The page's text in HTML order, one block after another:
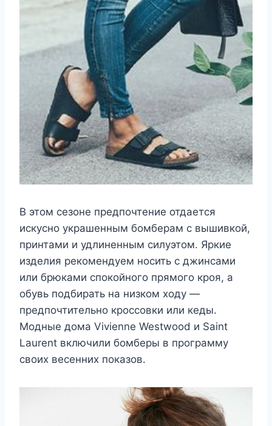
В этом сезоне предпочтение отдается
искусно украшенным бомберам с вышивкой,
принтами и удлиненным силуэтом. Яркие
изделия рекомендуем носить с джинсами
или брюками спокойного прямого кроя, а
обувь подбирать на низком ходу —
предпочтительно кроссовки или кеды.
Модные дома Vivienne Westwood и Saint
Laurent включили бомберы в программу
своих весенних показов.